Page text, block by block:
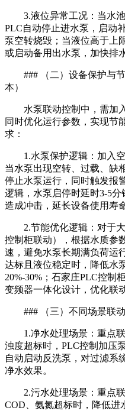
3.液位异常工况：当水
PLC自动停止进水泵，启动
泵空转烧毁；当液位高于上
或启动备用出水泵，加快排
### （二）设备保护与
本）
水泵联动控制中，需加
同时优化运行参数，实现节
求：
1.水泵保护逻辑：加入
当水泵出现空转、过载、缺
停止水泵运行，同时触发报
逻辑，水泵启停时延时3-5
造成冲击，延长设备使用寿命
2.节能优化逻辑：对于
控制柜联动），根据水质参
速，避免水泵长期满负荷运
达标且液位稳定时，降低水
20%-30%；石家庄PLC控制
变频器一体化设计，优化联
### （三）不同场景联
1.净水处理场景：重点
浊度超标时，PLC控制加压
自动启动反洗泵，对过滤系
净水效果。
2.污水处理场景：重点
COD、氨氮超标时，降低进